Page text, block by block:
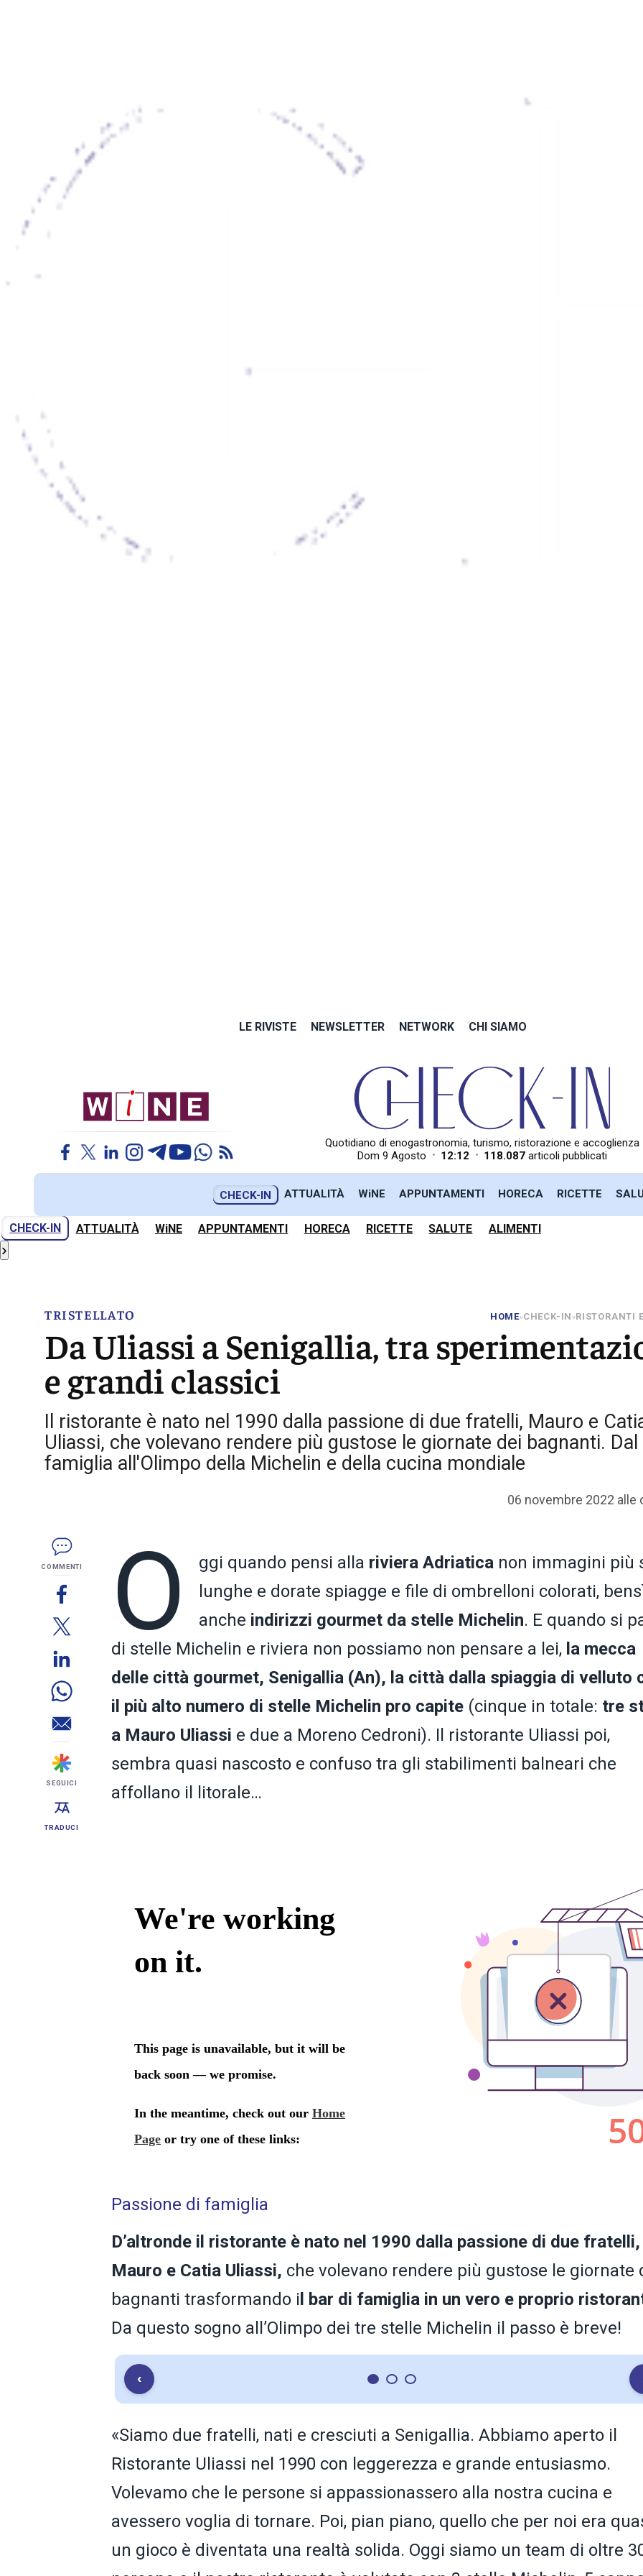
LE RIVISTE NEWSLETTER NETWORK CHI SIAMO
Quotidiano di enogastronomia, turismo, ristorazione e accoglienza
Dom 9 Agosto • 12:12 • 118.087 articoli pubblicati
CHECK-IN ATTUALITÀ WiNE APPUNTAMENTI HORECA RICETTE
CHECK-IN ATTUALITÀ WiNE APPUNTAMENTI HORECA RICETTE SALUTE ALIMENTI
›
TRISTELLATO HOME»CHECK-IN »RISTORANTI
Da Uliassi a Senigallia, tra
e grandi classici
Il ristorante è nato nel 1990 dalla passione di due fratelli, Mauro e
Uliassi, che volevano rendere più gustose le giornate dei bagnanti. Dal
famiglia all'Olimpo della Michelin e della cucina mondiale
06 novembre 2022 alle
COMMENTI
SEGUICI
TRADUCI
O ggi quando pensi alla riviera Adriatica non immagini più
lunghe e dorate spiagge e file di ombrelloni colorati,
anche indirizzi gourmet da stelle Michelin. E quando si
di stelle Michelin e riviera non possiamo non pensare a lei, la mecca
delle città gourmet, Senigallia (An), la città dalla spiaggia di velluto
il più alto numero di stelle Michelin pro capite (cinque in totale: tre
a Mauro Uliassi e due a Moreno Cedroni). Il ristorante Uliassi poi,
sembra quasi nascosto e confuso tra gli stabilimenti balneari che
affollano il litorale…
Passione di famiglia
D’altronde il ristorante è nato nel 1990 dalla passione di due fratelli,
Mauro e Catia Uliassi, che volevano rendere più gustose le giornate
bagnanti trasformando il bar di famiglia in un vero e proprio
Da questo sogno all’Olimpo dei tre stelle Michelin il passo è breve!
‹
«Siamo due fratelli, nati e cresciuti a Senigallia. Abbiamo aperto il
Ristorante Uliassi nel 1990 con leggerezza e grande entusiasmo.
Volevamo che le persone si appassionassero alla nostra cucina e
avessero voglia di tornare. Poi, pian piano, quello che per noi era
un gioco è diventata una realtà solida. Oggi siamo un team di oltre